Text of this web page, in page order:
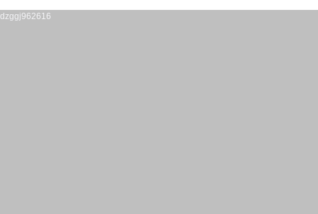
dzggj962616